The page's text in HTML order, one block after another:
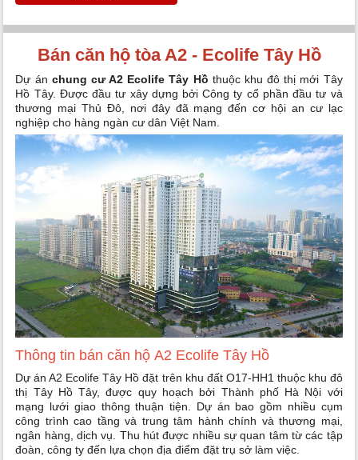
Bán căn hộ tòa A2 - Ecolife Tây Hồ
Dự án chung cư A2 Ecolife Tây Hồ thuộc khu đô thị mới Tây
Hồ Tây. Được đầu tư xây dựng bởi Công ty cổ phần đầu tư và
thương mại Thủ Đô, nơi đây đã mạng đến cơ hội an cư lạc
nghiệp cho hàng ngàn cư dân Việt Nam.
Thông tin bán căn hộ A2 Ecolife Tây Hồ
Dự án A2 Ecolife Tây Hồ đặt trên khu đất O17-HH1 thuộc khu đô
thị Tây Hồ Tây, được quy hoạch bởi Thành phố Hà Nội với
mạng lưới giao thông thuận tiện. Dự án bao gồm nhiều cụm
công trình cao tầng và trung tâm hành chính và thương mại,
ngân hàng, dịch vụ. Thu hút được nhiều sự quan tâm từ các tập
đoàn, công ty đến lựa chọn địa điểm đặt trụ sở làm việc.